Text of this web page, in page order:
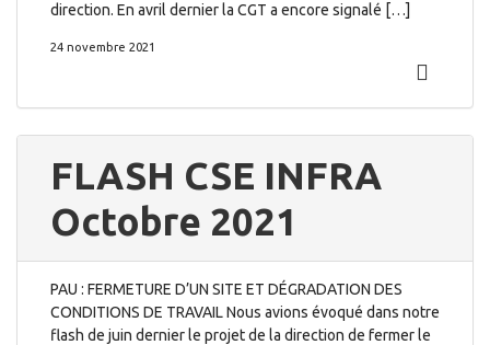
direction. En avril dernier la CGT a encore signalé […]
24 novembre 2021
FLASH CSE INFRA
Octobre 2021
PAU : FERMETURE D’UN SITE ET DÉGRADATION DES
CONDITIONS DE TRAVAIL Nous avions évoqué dans notre
flash de juin dernier le projet de la direction de fermer le